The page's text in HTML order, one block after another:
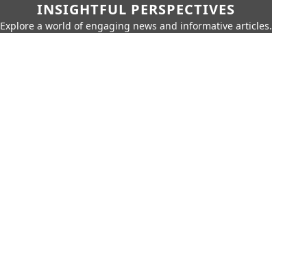
INSIGHTFUL PERSPECTIVES
Explore a world of engaging news and informative articles.